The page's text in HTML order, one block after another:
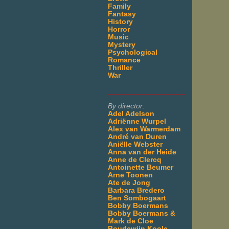
Family
Fantasy
History
Horror
Music
Mystery
Psychological
Romance
Thriller
War
By director:
Adel Adelson
Adriënne Wurpel
Alex van Warmerdam
André van Duren
Aniëlle Webster
Anna van der Heide
Anne de Clercq
Antoinette Beumer
Arne Toonen
Ate de Jong
Barbara Bredero
Ben Sombogaart
Bobby Boermans
Bobby Boermans &
Mark de Cloe